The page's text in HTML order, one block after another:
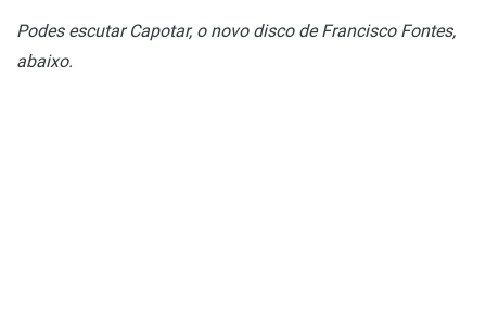
Podes escutar Capotar, o novo disco de Francisco Fontes,
abaixo.